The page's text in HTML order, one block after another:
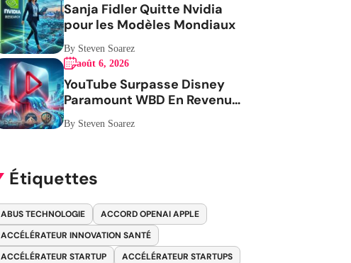
Sanja Fidler Quitte Nvidia
pour les Modèles Mondiaux
By Steven Soarez
août 6, 2026
YouTube Surpasse Disney
Paramount WBD En Revenus
Publicitaires
By Steven Soarez
Étiquettes
ABUS TECHNOLOGIE
ACCORD OPENAI APPLE
ACCÉLÉRATEUR INNOVATION SANTÉ
ACCÉLÉRATEUR STARTUP
ACCÉLÉRATEUR STARTUPS